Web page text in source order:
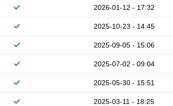
2026-01-12 - 17:32
2025-10-23 - 14:45
2025-09-05 - 15:06
2025-07-02 - 09:04
2025-05-30 - 15:51
2025-03-11 - 18:25